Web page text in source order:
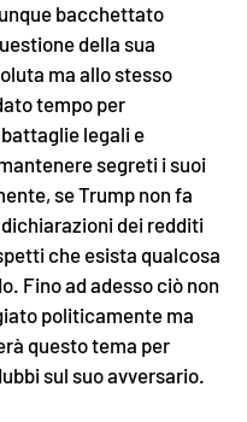
bacchettato
della sua
ma allo stesso
tempo per
legali e
segreti i suoi
se Trump non fa
dei redditi
che esista qualcosa
Fino ad adesso ciò non
politicamente ma
questo tema per
sul suo avversario.